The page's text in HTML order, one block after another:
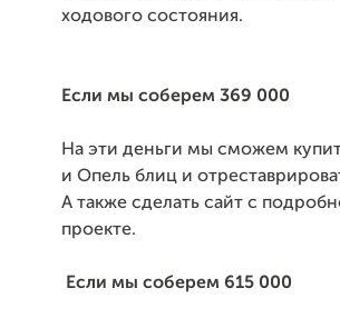
ходового состояния.
Если мы соберем 369 000
На эти деньги мы сможем
и Опель блиц и
А также сделать сайт с
проекте.
Если мы соберем 615 000